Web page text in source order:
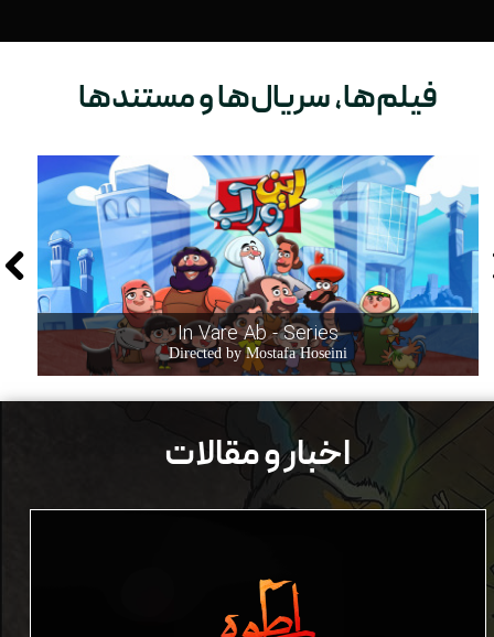
فیلم‌ها، سریال‌ها و مستندها
In Vare Ab - Series
Directed by Mostafa Hoseini
​اخبار و مقالات